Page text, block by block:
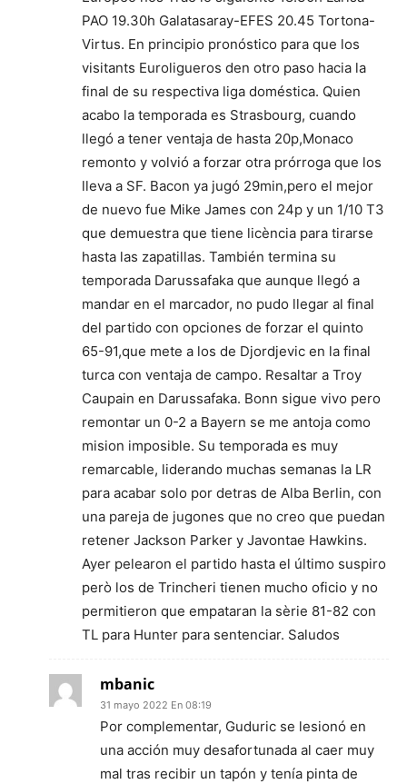
PAO 19.30h Galatasaray-EFES 20.45 Tortona-
Virtus. En principio pronóstico para que los
visitants Euroligueros den otro paso hacia la
final de su respectiva liga doméstica. Quien
acabo la temporada es Strasbourg, cuando
llegó a tener ventaja de hasta 20p,Monaco
remonto y volvió a forzar otra prórroga que los
lleva a SF. Bacon ya jugó 29min,pero el mejor
de nuevo fue Mike James con 24p y un 1/10 T3
que demuestra que tiene licència para tirarse
hasta las zapatillas. También termina su
temporada Darussafaka que aunque llegó a
mandar en el marcador, no pudo llegar al final
del partido con opciones de forzar el quinto
65-91,que mete a los de Djordjevic en la final
turca con ventaja de campo. Resaltar a Troy
Caupain en Darussafaka. Bonn sigue vivo pero
remontar un 0-2 a Bayern se me antoja como
mision imposible. Su temporada es muy
remarcable, liderando muchas semanas la LR
para acabar solo por detras de Alba Berlin, con
una pareja de jugones que no creo que puedan
retener Jackson Parker y Javontae Hawkins.
Ayer pelearon el partido hasta el último suspiro
però los de Trincheri tienen mucho oficio y no
permitieron que empataran la sèrie 81-82 con
TL para Hunter para sentenciar. Saludos
mbanic
31 mayo 2022 En 08:19
Por complementar, Guduric se lesionó en
una acción muy desafortunada al caer muy
mal tras recibir un tapón y tenía pinta de